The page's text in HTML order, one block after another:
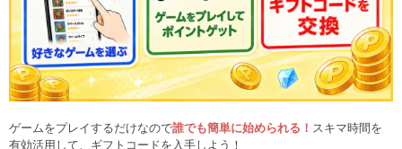
ゲームをプレイするだけなので誰でも簡単に始められる！ スキマ時間を
有効活用して、ギフトコードを入手しよう！